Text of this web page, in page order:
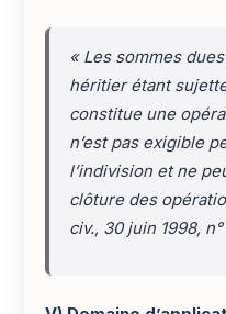
« Les sommes
héritier étant
constitue une
n’est pas exigible
l’indivision et ne
clôture des
civ., 30 juin 1998,